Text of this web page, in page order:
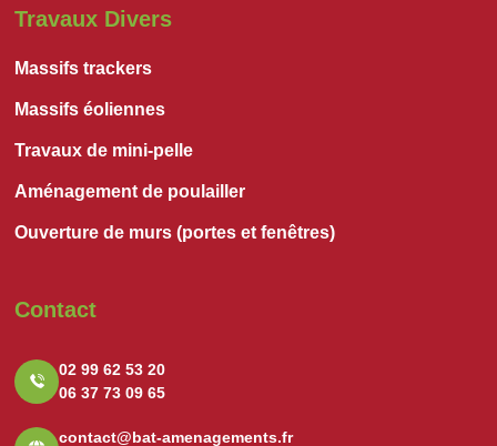
Travaux Divers
Massifs trackers
Massifs éoliennes
Travaux de mini-pelle
Aménagement de poulailler
Ouverture de murs (portes et fenêtres)
Contact
02 99 62 53 20
06 37 73 09 65
contact@bat-amenagements.fr